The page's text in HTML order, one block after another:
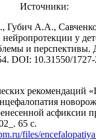
Источники:
Губич А.А.,
нейропротекции у
и перспективы.
DOI: 10.31550/
рекомендаций
асфиксии
65 с.
files/